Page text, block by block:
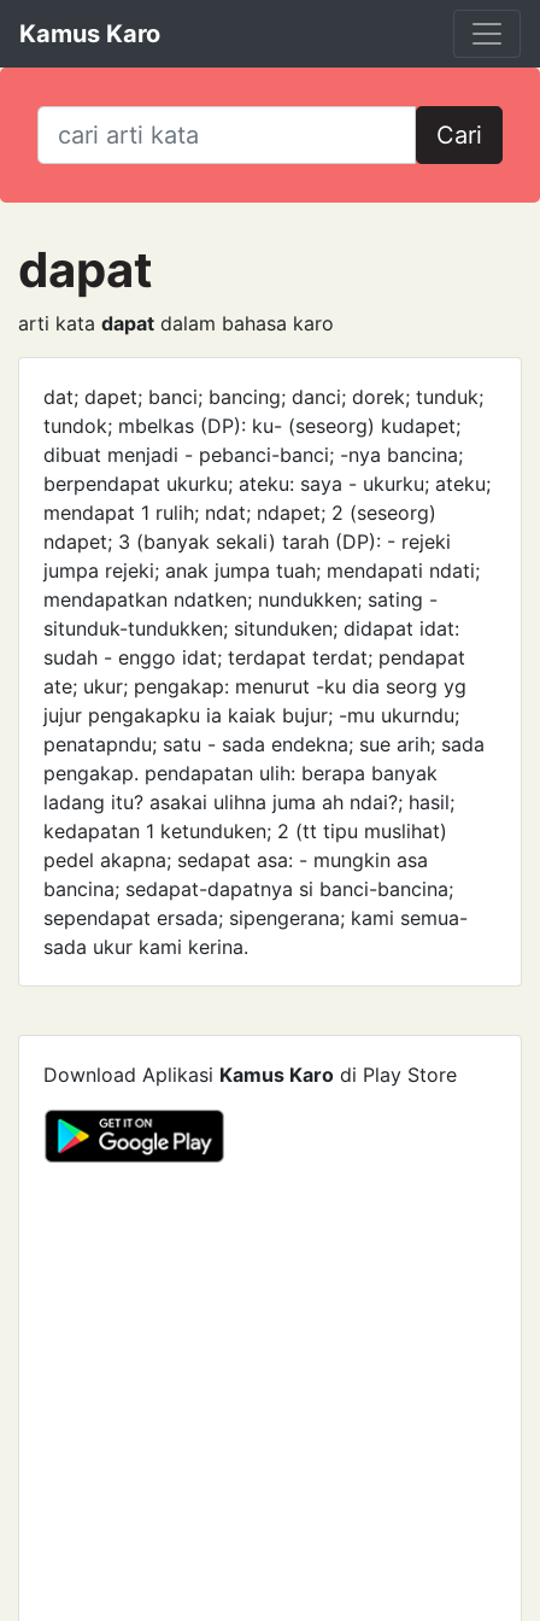
Kamus Karo
Cari
dapat
arti kata dapat dalam bahasa karo
dat; dapet; banci; bancing; danci; dorek; tunduk;
tundok; mbelkas (DP): ku- (seseorg) kudapet;
dibuat menjadi - pebanci-banci; -nya bancina;
berpendapat ukurku; ateku: saya - ukurku; ateku;
mendapat 1 rulih; ndat; ndapet; 2 (seseorg)
ndapet; 3 (banyak sekali) tarah (DP): - rejeki
jumpa rejeki; anak jumpa tuah; mendapati ndati;
mendapatkan ndatken; nundukken; sating -
situnduk-tundukken; situnduken; didapat idat:
sudah - enggo idat; terdapat terdat; pendapat
ate; ukur; pengakap: menurut -ku dia seorg yg
jujur pengakapku ia kaiak bujur; -mu ukurndu;
penatapndu; satu - sada endekna; sue arih; sada
pengakap. pendapatan ulih: berapa banyak
ladang itu? asakai ulihna juma ah ndai?; hasil;
kedapatan 1 ketunduken; 2 (tt tipu muslihat)
pedel akapna; sedapat asa: - mungkin asa
bancina; sedapat-dapatnya si banci-bancina;
sependapat ersada; sipengerana; kami semua-
sada ukur kami kerina.
Download Aplikasi Kamus Karo di Play Store